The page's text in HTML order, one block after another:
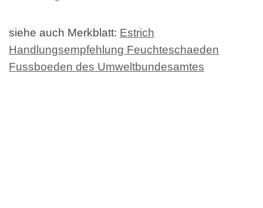
siehe auch Merkblatt: Estrich
Handlungsempfehlung Feuchteschaeden
Fussboeden des Umweltbundesamtes